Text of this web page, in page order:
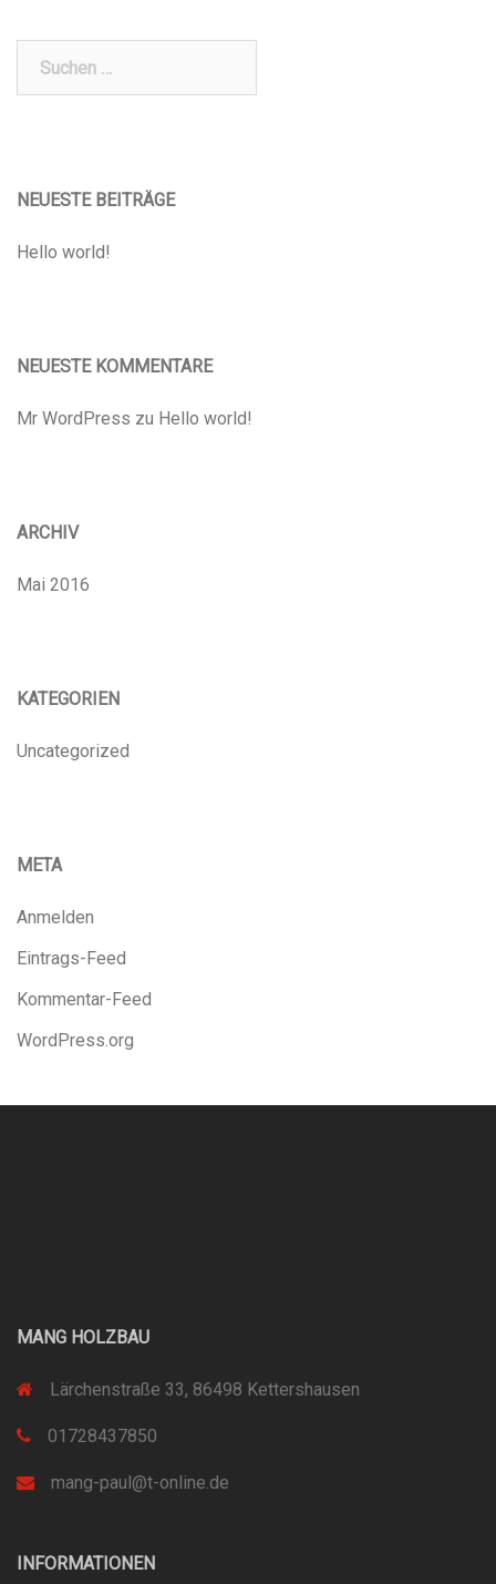
Suchen
NEUESTE BEITRÄGE
Hello world!
NEUESTE KOMMENTARE
Mr WordPress zu Hello world!
ARCHIV
Mai 2016
KATEGORIEN
Uncategorized
META
Anmelden
Eintrags-Feed
Kommentar-Feed
WordPress.org
MANG HOLZBAU
Lärchenstraße 33, 86498 Kettershausen
01728437850
mang-paul@t-online.de
INFORMATIONEN